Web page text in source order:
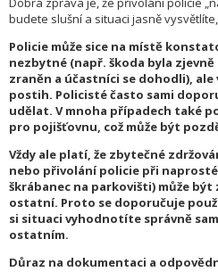
budete slušní a situaci jasně
Policie může sice na místě
nezbytné (např. škoda byla
zraněn a účastníci se dohodli),
postih. Policisté často sami
udělat. V mnoha případech také
pro pojišťovnu, což může být
Vždy ale platí, že zbytečné
nebo přivolání policie při
škrábanec na parkovišti) může
ostatní. Proto se doporučuje
si situaci vyhodnotíte správně
ostatním.
Důraz na dokumentaci a